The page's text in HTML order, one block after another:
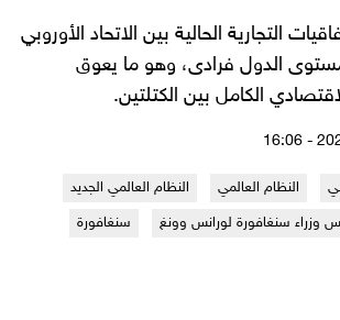
التجارية الحالية بين الاتحاد الأوروبي
الدول فرادى، وهو ما يعوق
الكامل بين الكتلتين.
النظام العالمي
النظام العالمي الجديد
وزراء سنغافورة لورانس وونغ
سنغافورة